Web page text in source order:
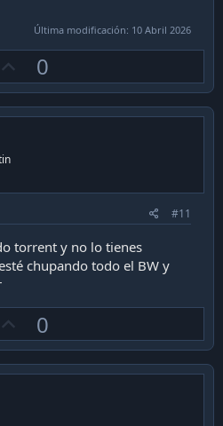
Última modificación: 10 Abril 2026
p
v
0
#11
torrent y no lo tienes
chupando todo el BW y
p
v
0